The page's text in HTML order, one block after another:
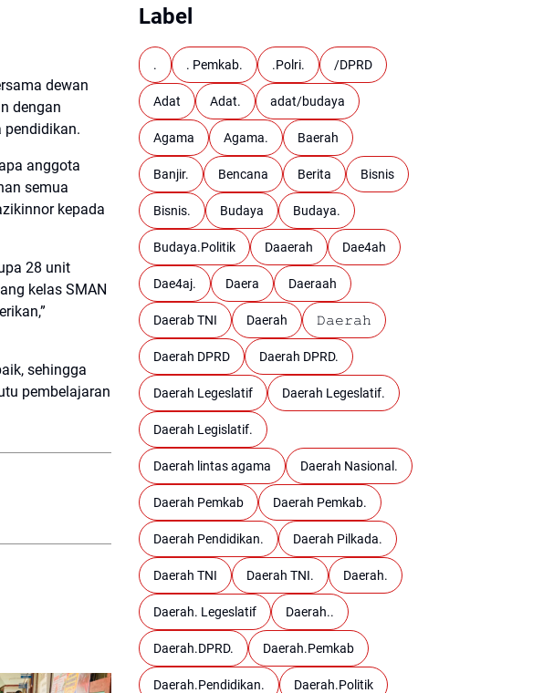
dewan
dengan
pendidikan.
anggota
semua
kepada
28 unit
kelas SMAN
sehingga
pembelajaran
Label
. . Pemkab. .Polri. /DPRD
Adat Adat. adat/budaya
Agama Agama. Baerah
Banjir. Bencana Berita Bisnis
Bisnis. Budaya Budaya.
Budaya.Politik Daaerah Dae4ah
Dae4aj. Daera Daeraah
Daerab TNI Daerah 𝙳𝚊𝚎𝚛𝚊𝚑
Daerah DPRD Daerah DPRD.
Daerah Legeslatif Daerah Legeslatif.
Daerah Legislatif.
Daerah lintas agama Daerah Nasional.
Daerah Pemkab Daerah Pemkab.
Daerah Pendidikan. Daerah Pilkada.
Daerah TNI Daerah TNI. Daerah.
Daerah. Legeslatif Daerah..
Daerah.DPRD. Daerah.Pemkab
Daerah.Pendidikan. Daerah.Politik